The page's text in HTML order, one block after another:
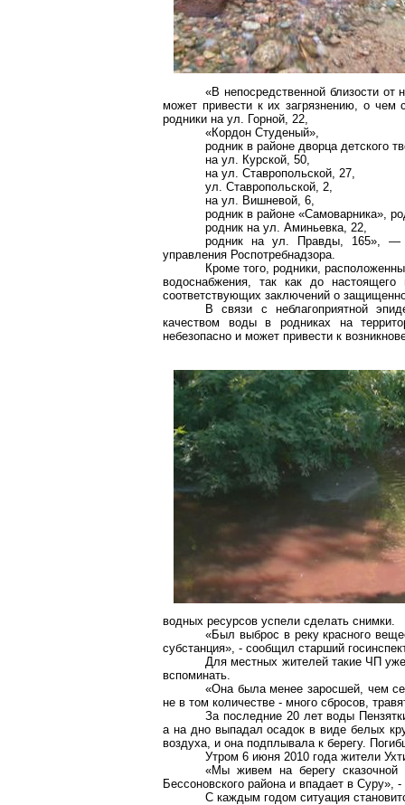
«В непосредственной близости
может привести к их загрязнению, о чем
родники на ул. Горной, 22,
«Кордон Студеный»,
родник в районе дворца детского
на ул. Курской, 50,
на ул. Ставропольской, 27,
ул. Ставропольской, 2,
на ул. Вишневой, 6,
родник в районе «Самоварника»,
родник на ул. Аминьевка, 22,
родник на ул. Правды, 165», —
управления Роспотребнадзора.
Кроме того, родники,
водоснабжения, так как до настоящего
соответствующих заключений о
В связи с неблагоприятной
качеством воды в родниках на
небезопасно и может привести к
водных ресурсов успели сделать снимки.
«Был выброс в реку красного
субстанция», - сообщил старший
Для местных жителей такие ЧП
вспоминать.
«Она была менее заросшей, чем
не в том количестве - много сбросов,
За последние 20 лет воды
а на дно выпадал осадок в виде белых
воздуха, и она подплывала к берегу.
Утром 6 июня 2010 года жители
«Мы живем на берегу сказочной
Бессоновского района и впадает в
С каждым годом ситуация